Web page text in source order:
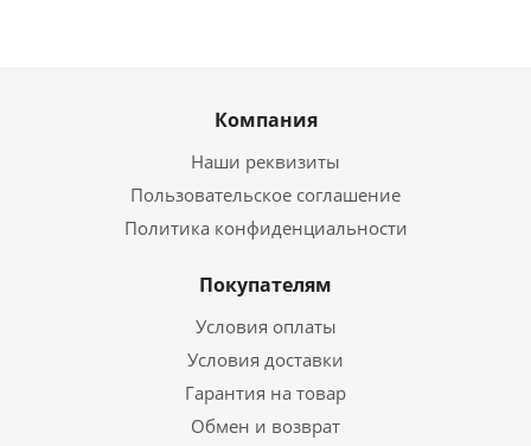
Компания
Наши реквизиты
Пользовательское соглашение
Политика конфиденциальности
Покупателям
Условия оплаты
Условия доставки
Гарантия на товар
Обмен и возврат